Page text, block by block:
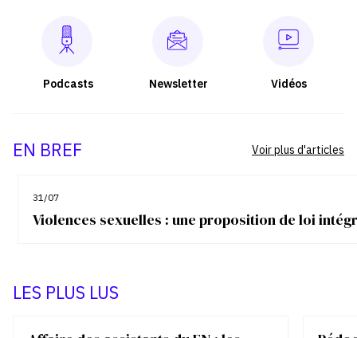
Podcasts Newsletter Vidéos
EN BREF
31/07
Violences sexuelles : une proposition de loi
Voir plus d'articles
LES PLUS LUS